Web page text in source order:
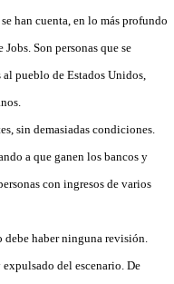
han cuenta, en lo más profundo
Son personas que se
pueblo de Estados Unidos,
sin demasiadas condiciones.
a que ganen los bancos y
con ingresos de varios
haber ninguna revisión.
del escenario. De